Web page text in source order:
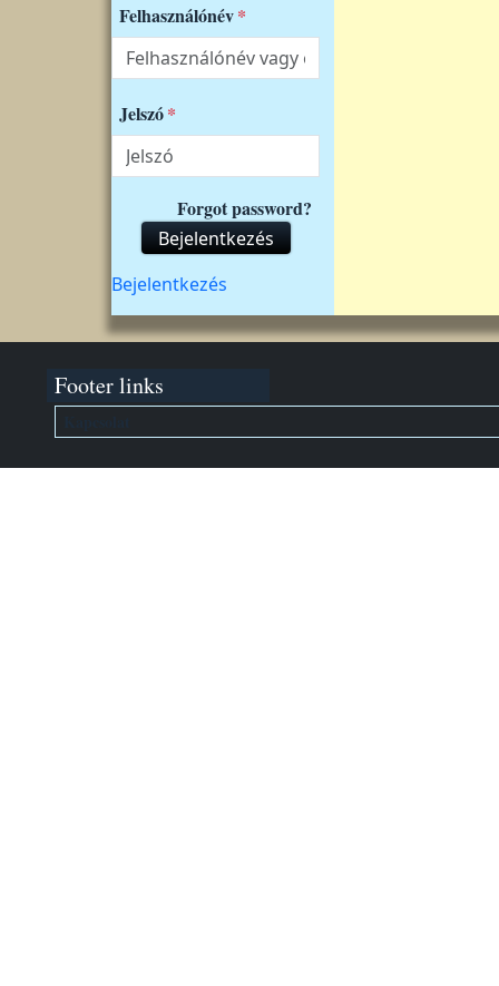
Felhasználónév
Jelszó
Forgot password?
Bejelentkezés
Felhasználói fiók menüje
Bejelentkezés
Footer links